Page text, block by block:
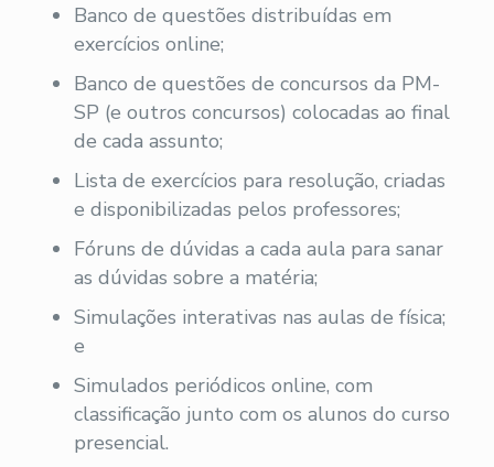
Banco de questões distribuídas em
exercícios online;
Banco de questões de concursos da PM-
SP (e outros concursos) colocadas ao final
de cada assunto;
Lista de exercícios para resolução, criadas
e disponibilizadas pelos professores;
Fóruns de dúvidas a cada aula para sanar
as dúvidas sobre a matéria;
Simulações interativas nas aulas de física;
e
Simulados periódicos online, com
classificação junto com os alunos do curso
presencial.